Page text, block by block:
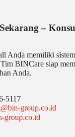
–
Anda memiliki
BINCare siap
Anda.
5117
group.co.id
group.co.id